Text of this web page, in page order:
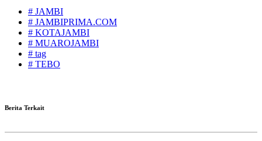
# JAMBI
# JAMBIPRIMA.COM
# KOTAJAMBI
# MUAROJAMBI
# tag
# TEBO
Berita Terkait